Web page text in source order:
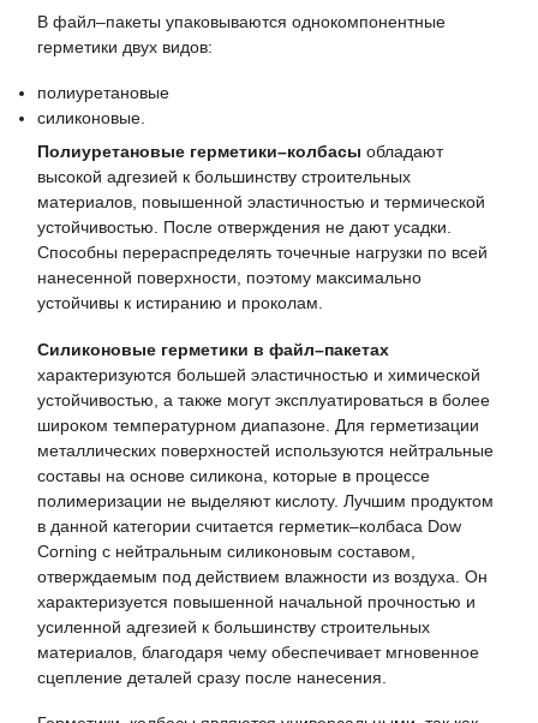
В файл–пакеты упаковываются однокомпонентные
герметики двух видов:
полиуретановые
силиконовые.
Полиуретановые герметики–колбасы обладают
высокой адгезией к большинству строительных
материалов, повышенной эластичностью и термической
устойчивостью. После отверждения не дают усадки.
Способны перераспределять точечные нагрузки по всей
нанесенной поверхности, поэтому максимально
устойчивы к истиранию и проколам.
Силиконовые герметики в файл–пакетах
характеризуются большей эластичностью и химической
устойчивостью, а также могут эксплуатироваться в более
широком температурном диапазоне. Для герметизации
металлических поверхностей используются нейтральные
составы на основе силикона, которые в процессе
полимеризации не выделяют кислоту. Лучшим продуктом
в данной категории считается герметик–колбаса Dow
Corning с нейтральным силиконовым составом,
отверждаемым под действием влажности из воздуха. Он
характеризуется повышенной начальной прочностью и
усиленной адгезией к большинству строительных
материалов, благодаря чему обеспечивает мгновенное
сцепление деталей сразу после нанесения.